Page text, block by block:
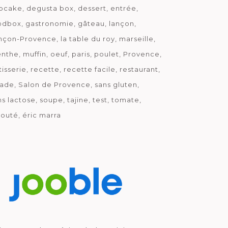
degusta box dessert
entrée
gastronomie gâteau
lançon
Provence
la table du roy
marseille
muffin oeuf paris poulet
Provence
recette recette facile
restaurant
Salon de Provence
sans gluten
lactose
soupe tajine test
tomate
éric marra